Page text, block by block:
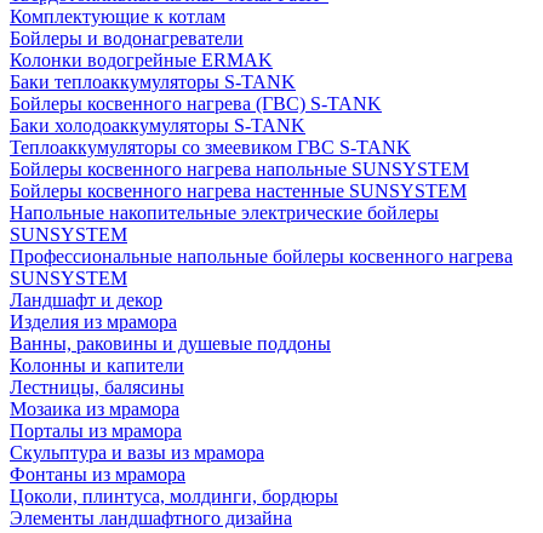
Комплектующие к котлам
Бойлеры и водонагреватели
Колонки водогрейные ERMAK
Баки теплоаккумуляторы S-TANK
Бойлеры косвенного нагрева (ГВС) S-TANK
Баки холодоаккумуляторы S-TANK
Теплоаккумуляторы со змеевиком ГВС S-TANK
Бойлеры косвенного нагрева напольные SUNSYSTEM
Бойлеры косвенного нагрева настенные SUNSYSTEM
Напольные накопительные электрические бойлеры
SUNSYSTEM
Профессиональные напольные бойлеры косвенного нагрева
SUNSYSTEM
Ландшафт и декор
Изделия из мрамора
Ванны, раковины и душевые поддоны
Колонны и капители
Лестницы, балясины
Мозаика из мрамора
Порталы из мрамора
Скульптура и вазы из мрамора
Фонтаны из мрамора
Цоколи, плинтуса, молдинги, бордюры
Элементы ландшафтного дизайна